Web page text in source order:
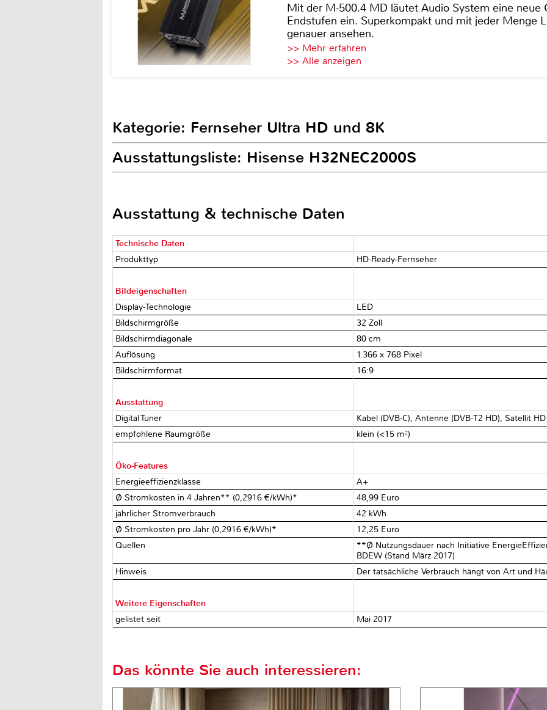
Mit der M-500.4 MD läutet Audio System eine neue
Endstufen ein. Superkompakt und mit jeder Menge
genauer ansehen.
>> Mehr erfahren
>> Alle anzeigen
Kategorie: Fernseher Ultra HD und 8K
Ausstattungsliste: Hisense H32NEC2000S
Ausstattung & technische Daten
Technische Daten
Produkttyp
HD-Ready-Fernseher
Bildeigenschaften
Display-Technologie
LED
Bildschirmgröße
32 Zoll
Bildschirmdiagonale
80 cm
Auflösung
1.366 x 768 Pixel
Bildschirmformat
16:9
Ausstattung
Digital Tuner
Kabel (DVB-C), Antenne (DVB-T2 HD), Satellit
empfohlene Raumgröße
klein (<15 m²)
Öko-Features
Energieeffizienzklasse
A+
Ø Stromkosten in 4 Jahren** (0,2916 €/kWh)*
48,99 Euro
jährlicher Stromverbrauch
42 kWh
Ø Stromkosten pro Jahr (0,2916 €/kWh)*
12,25 Euro
Quellen
**Ø Nutzungsdauer nach Initiative
BDEW (Stand März 2017)
Hinweis
Der tatsächliche Verbrauch hängt von Art und
Weitere Eigenschaften
gelistet seit
Mai 2017
Das könnte Sie auch interessieren: